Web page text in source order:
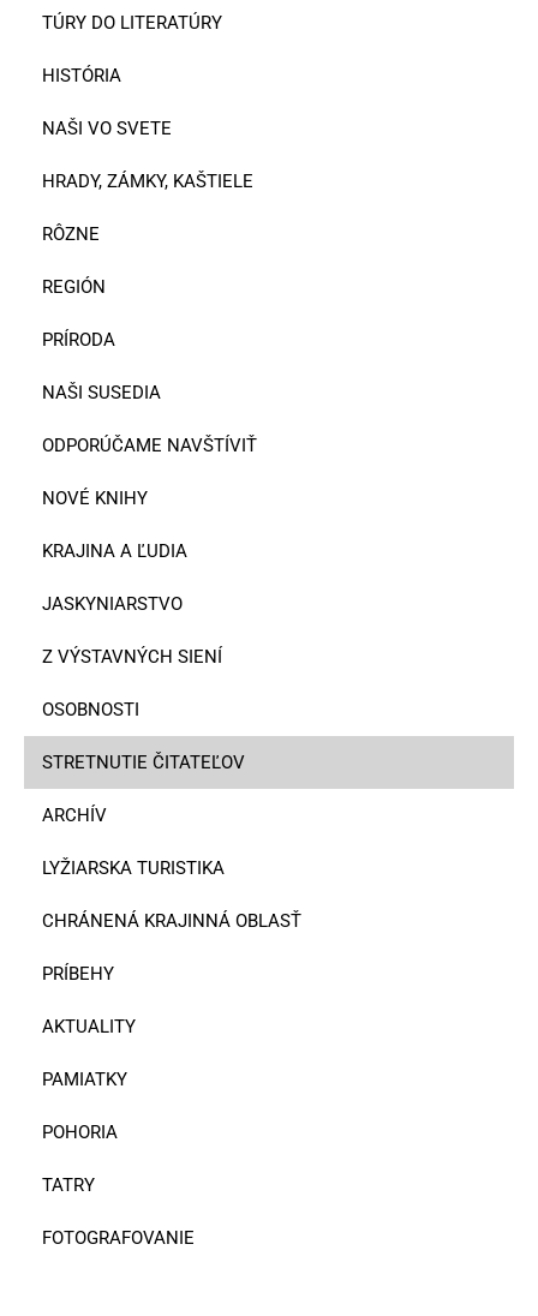
TÚRY DO LITERATÚRY
HISTÓRIA
NAŠI VO SVETE
HRADY, ZÁMKY, KAŠTIELE
RÔZNE
REGIÓN
PRÍRODA
NAŠI SUSEDIA
ODPORÚČAME NAVŠTÍVIŤ
NOVÉ KNIHY
KRAJINA A ĽUDIA
JASKYNIARSTVO
Z VÝSTAVNÝCH SIENÍ
OSOBNOSTI
STRETNUTIE ČITATEĽOV
ARCHÍV
LYŽIARSKA TURISTIKA
CHRÁNENÁ KRAJINNÁ OBLASŤ
PRÍBEHY
AKTUALITY
PAMIATKY
POHORIA
TATRY
FOTOGRAFOVANIE